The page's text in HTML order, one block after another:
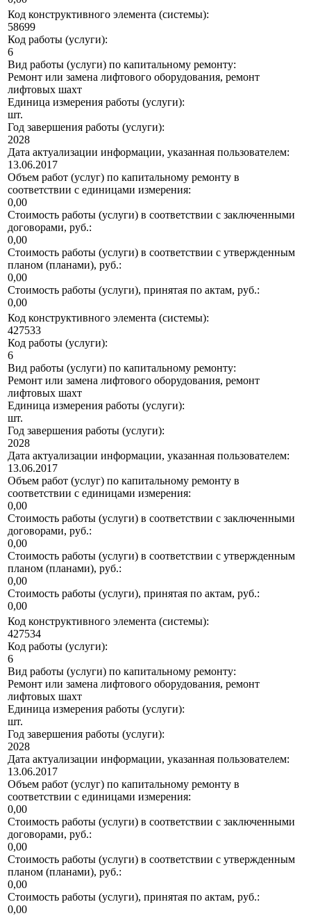
Код конструктивного элемента (системы):
58699
Код работы (услуги):
6
Вид работы (услуги) по капитальному ремонту:
Ремонт или замена лифтового оборудования, ремонт
лифтовых шахт
Единица измерения работы (услуги):
шт.
Год завершения работы (услуги):
2028
Дата актуализации информации, указанная пользователем:
13.06.2017
Объем работ (услуг) по капитальному ремонту в
соответствии с единицами измерения:
0,00
Стоимость работы (услуги) в соответствии с заключенными
договорами, руб.:
0,00
Стоимость работы (услуги) в соответствии с утвержденным
планом (планами), руб.:
0,00
Стоимость работы (услуги), принятая по актам, руб.:
0,00
Код конструктивного элемента (системы):
427533
Код работы (услуги):
6
Вид работы (услуги) по капитальному ремонту:
Ремонт или замена лифтового оборудования, ремонт
лифтовых шахт
Единица измерения работы (услуги):
шт.
Год завершения работы (услуги):
2028
Дата актуализации информации, указанная пользователем:
13.06.2017
Объем работ (услуг) по капитальному ремонту в
соответствии с единицами измерения:
0,00
Стоимость работы (услуги) в соответствии с заключенными
договорами, руб.:
0,00
Стоимость работы (услуги) в соответствии с утвержденным
планом (планами), руб.:
0,00
Стоимость работы (услуги), принятая по актам, руб.:
0,00
Код конструктивного элемента (системы):
427534
Код работы (услуги):
6
Вид работы (услуги) по капитальному ремонту:
Ремонт или замена лифтового оборудования, ремонт
лифтовых шахт
Единица измерения работы (услуги):
шт.
Год завершения работы (услуги):
2028
Дата актуализации информации, указанная пользователем:
13.06.2017
Объем работ (услуг) по капитальному ремонту в
соответствии с единицами измерения:
0,00
Стоимость работы (услуги) в соответствии с заключенными
договорами, руб.:
0,00
Стоимость работы (услуги) в соответствии с утвержденным
планом (планами), руб.:
0,00
Стоимость работы (услуги), принятая по актам, руб.:
0,00